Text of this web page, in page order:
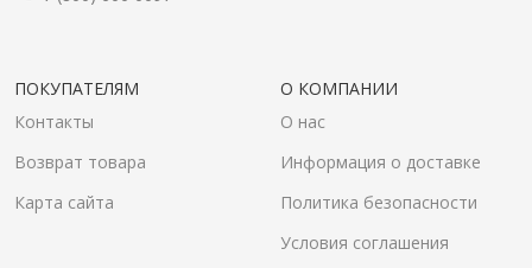
ПОКУПАТЕЛЯМ
Контакты
Возврат товара
Карта сайта
О КОМПАНИИ
О нас
Информация о доставке
Политика безопасности
Условия соглашения